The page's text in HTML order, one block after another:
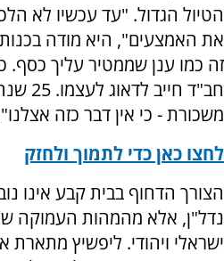
הטיול הגדול. "עד עכשיו לא
את האמצעים", היא מודה
זה כמו ענן שממטיר עליך כסף.
חב"ד
משכורת - כי אין דבר כזה
לחצו כאן כדי לתמוך ולחזק
הצורך הדחוף בבית קבע אינו
נדל"ן, אלא מהמהות העמוקה
ישראלי ויהודי. ליפשיץ